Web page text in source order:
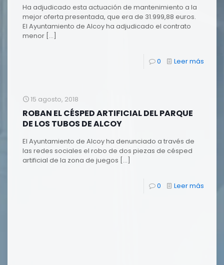
Ha adjudicado esta actuación de mantenimiento a la
mejor oferta presentada, que era de 31.999,88 euros.
El Ayuntamiento de Alcoy ha adjudicado el contrato
menor […]
0 Leer más
15 agosto, 2018
ROBAN EL CÉSPED ARTIFICIAL DEL PARQUE
DE LOS TUBOS DE ALCOY
El Ayuntamiento de Alcoy ha denunciado a través de
las redes sociales el robo de dos piezas de césped
artificial de la zona de juegos […]
0 Leer más